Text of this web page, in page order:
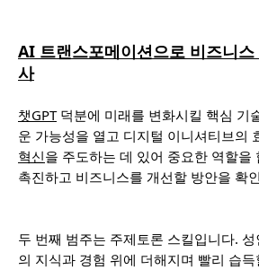
AI 트랜스포메이션으로 비즈니스
사
챗GPT덕분에 미래를 변화시킬 핵심 기
운 가능성을 열고 디지털 이니셔티브의
혁신을 주도하는 데 있어 중요한 역할을
촉진하고 비즈니스를 개선할 방안을 확
두 번째 범주는 주제토론 스킬입니다.
의 지식과 경험 위에 더해지며 빨리 습